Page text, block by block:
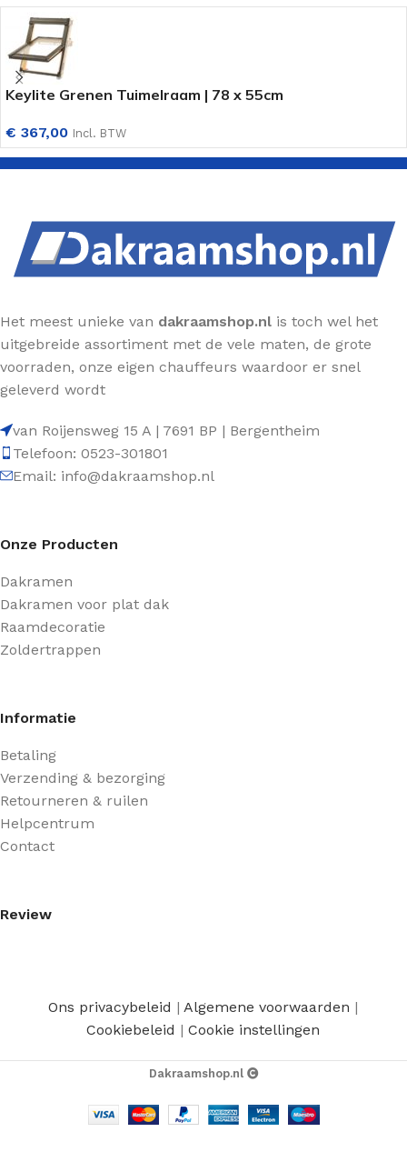
Keylite Grenen Tuimelraam | 78 x 55cm
€ 367,00 Incl. BTW
Het meest unieke van dakraamshop.nl is toch wel het
uitgebreide assortiment met de vele maten, de grote
voorraden, onze eigen chauffeurs waardoor er snel
geleverd wordt
van Roijensweg 15 A | 7691 BP | Bergentheim
Telefoon: 0523-301801
Email: info@dakraamshop.nl
Onze Producten
Dakramen
Dakramen voor plat dak
Raamdecoratie
Zoldertrappen
Informatie
Betaling
Verzending & bezorging
Retourneren & ruilen
Helpcentrum
Contact
Review
Ons privacybeleid | Algemene voorwaarden |
Cookiebeleid |Cookie instellingen
Dakraamshop.nl